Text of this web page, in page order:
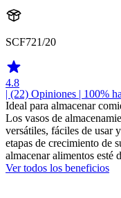
SCF721/20
4.8
| (22) Opiniones | 100%
Ideal para almacenar
Los vasos de
versátiles, fáciles de usar
etapas de crecimiento de
almacenar alimentos esté
Ver todos los beneficios